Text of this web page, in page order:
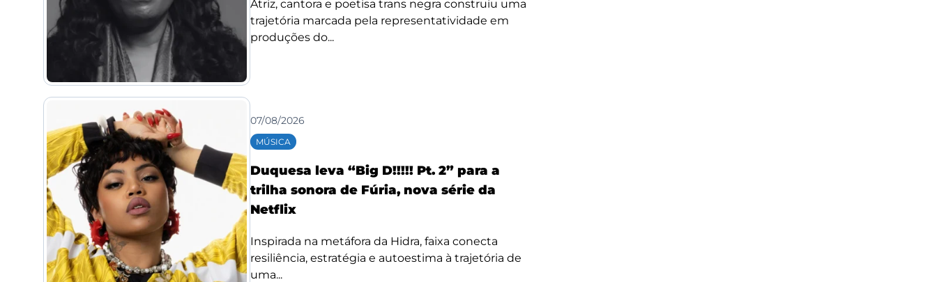
Atriz, cantora e poetisa trans negra construiu uma
trajetória marcada pela representatividade em
produções do...
07/08/2026
MÚSICA
Duquesa leva “Big D!!!!! Pt. 2” para a
trilha sonora de Fúria, nova série da
Netflix
Inspirada na metáfora da Hidra, faixa conecta
resiliência, estratégia e autoestima à trajetória de
uma...